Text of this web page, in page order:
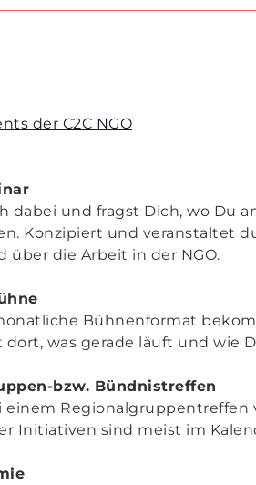
der C2C NGO
dabei und fragst Dich, wo Du
Konzipiert und veranstaltet
über die Arbeit in der NGO.
Bühnenformat
dort, was gerade läuft und wie
bzw. Bündnistreffen
einem
Initiativen sind meist im